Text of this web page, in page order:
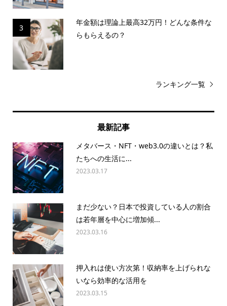
3
年金額は理論上最高32万円！どんな条件な
らもらえるの？
ランキング一覧
最新記事
メタバース・NFT・web3.0の違いとは？私
たちへの生活に...
2023.03.17
まだ少ない？日本で投資している人の割合
は若年層を中心に増加傾...
2023.03.16
押入れは使い方次第！収納率を上げられな
いなら効率的な活用を
2023.03.15